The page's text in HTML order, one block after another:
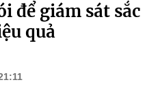
để giám sát sắc
quả